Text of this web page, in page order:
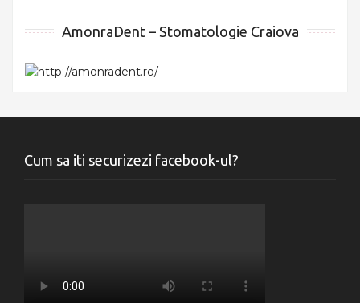
AmonraDent – Stomatologie Craiova
Cum sa iti securizezi facebook-ul?